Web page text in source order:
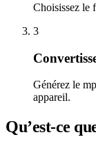
Choisissez le
3
Générez le
appareil.
Qu’est-ce